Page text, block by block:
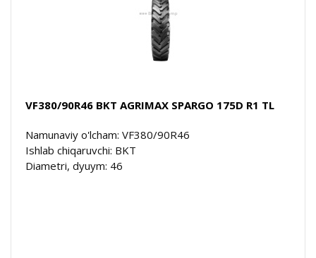
VF380/90R46 BKT AGRIMAX SPARGO 175D R1 TL
Namunaviy o'lcham: VF380/90R46
Ishlab chiqaruvchi: BKT
Diametri, dyuym: 46